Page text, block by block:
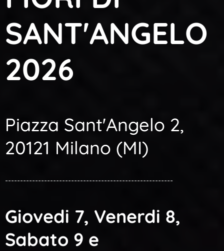
SANT'ANGELO
2026
Piazza Sant'Angelo 2,
20121 Milano (MI)
--------------------------------------------------------
Giovedi 7, Venerdi 8,
Sabato 9 e